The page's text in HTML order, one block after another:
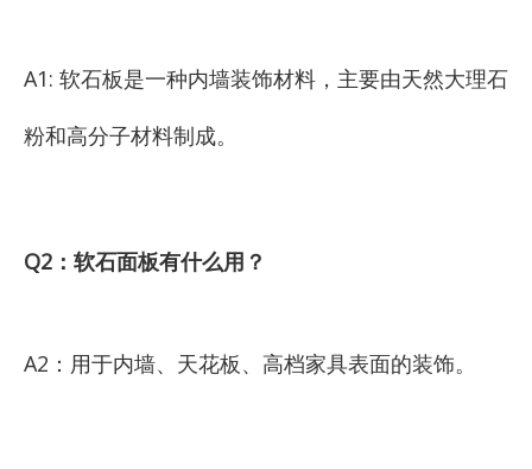
A1: 软石板是一种内墙装饰材料，主要由天然大理石
粉和高分子材料制成。
Q2：软石面板有什么用？
A2：用于内墙、天花板、高档家具表面的装饰。